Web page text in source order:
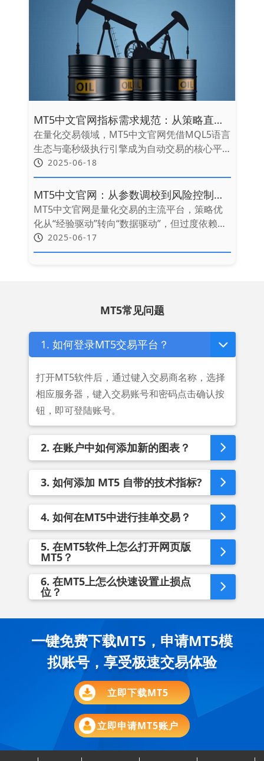
MT5中文官网指标需求规范：从策略直觉
到工业级代码的精准转化
在量化交易领域，MT5中文官网凭借MQL5语言
生态与毫秒级执行引擎成为自动交易的核心平
台。然而，高达67%的指标开发失败源于模糊的
需求定义。本文将系统拆解如何编写专业级
MT5指标需求规范，架起交易者与开发者的协
作桥梁。
2025-06-18
MT5中文官网：从参数调校到风险控制的
科学进化
MT5中文官网是量化交易的主流平台，策略优
化从“经验驱动”转向“数据驱动”，但过度依赖历
史回测的“参数迷信”却成为新陷阱——据研究，
未经科学优化的策略实盘失效率达72%。本文以
2025-06-17
MT5常见问题
1. 如何登录MT5交易平台？
打开MT5软件后，通过键入交易商名称，选择
相应服务器，键入交易账号和密码点击确认按
钮，即可登陆账号。
2. 在账户中如何添加新的图表？
3. 如何添加 MT5 自带的技术指标?
4. 如何在MT5中进行挂单交易？
5. 在MT5软件上怎么打开网页版
MT5？
6. 在MT5上怎么快速设置止损点
位？
一键免费下载MT5，申请MT5模
拟账号，享受极速交易体验
立即下载MT5
立即申请MT5账户